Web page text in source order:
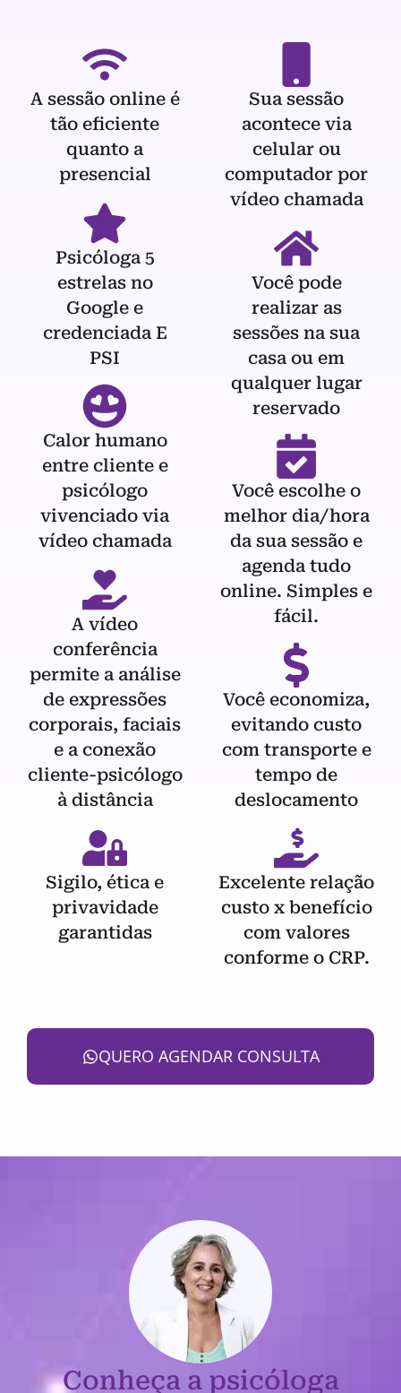
A sessão online é
tão eficiente
quanto a
presencial
Psicóloga 5
estrelas no
Google e
credenciada E
PSI
Calor humano
entre cliente e
psicólogo
vivenciado via
vídeo chamada
A vídeo
conferência
permite a análise
de expressões
corporais, faciais
e a conexão
cliente-psicólogo
à distância
Sigilo, ética e
privavidade
garantidas
Sua sessão
acontece via
celular ou
computador por
vídeo chamada
Você pode
realizar as
sessões na sua
casa ou em
qualquer lugar
reservado
Você escolhe o
melhor dia/hora
da sua sessão e
agenda tudo
online. Simples e
fácil.
Você economiza,
evitando custo
com transporte e
tempo de
deslocamento
Excelente relação
custo x benefício
com valores
conforme o CRP.
QUERO AGENDAR CONSULTA
Conheça a psicóloga